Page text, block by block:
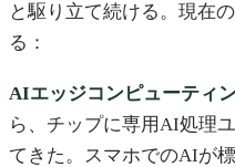
と駆り立て続ける。現在
る：
AIエッジコンピューティ
ら、チップに専用AI処理
てきた。スマホでのAIが